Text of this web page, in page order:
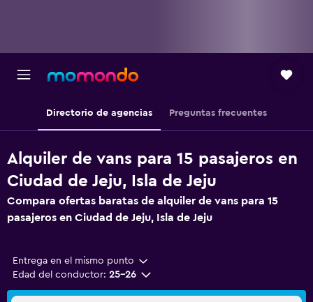
Directorio de agencias Preguntas frecuentes
Alquiler de vans para 15 pasajeros en
Ciudad de Jeju, Isla de Jeju
Compara ofertas baratas de alquiler de vans para 15
pasajeros en Ciudad de Jeju, Isla de Jeju
Entrega en el mismo punto
Edad del conductor: 25-26